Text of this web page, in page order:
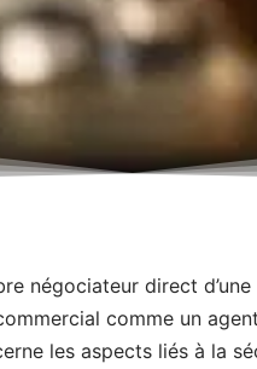
négociateur direct
comme un
les aspects liés à la